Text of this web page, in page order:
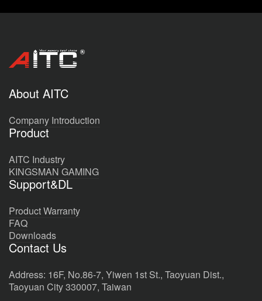
About AITC
Company Introduction
Product
AITC Industry
KINGSMAN GAMING
Support&DL
Product Warranty
FAQ
Downloads
Contact Us
Address: 16F, No.86-7, Yiwen 1st St., Taoyuan Dist.,
Taoyuan City 330007, Taiwan